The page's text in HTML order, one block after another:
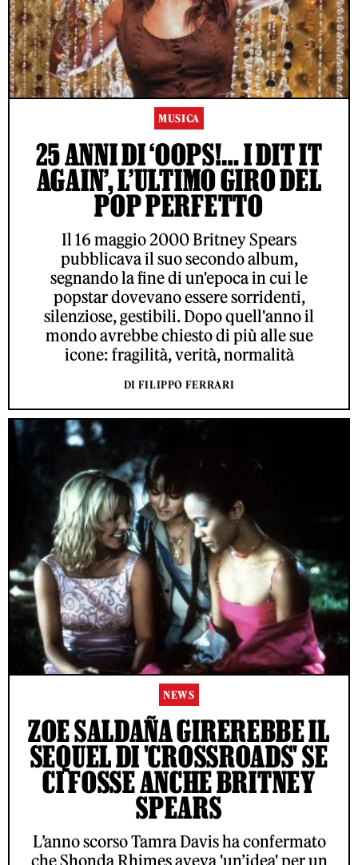
MUSICA
25 ANNI DI ‘OOPS!… I DIT IT
AGAIN’, L’ULTIMO GIRO DEL
POP PERFETTO
Il 16 maggio 2000 Britney Spears
pubblicava il suo secondo album,
segnando la fine di un'epoca in cui le
popstar dovevano essere sorridenti,
silenziose, gestibili. Dopo quell'anno il
mondo avrebbe chiesto di più alle sue
icone: fragilità, verità, normalità
DI FILIPPO FERRARI
NEWS
ZOE SALDAÑA GIREREBBE IL
SEQUEL DI 'CROSSROADS' SE
CI FOSSE ANCHE BRITNEY
SPEARS
L’anno scorso Tamra Davis ha confermato
che Shonda Rhimes aveva 'un’idea' per un